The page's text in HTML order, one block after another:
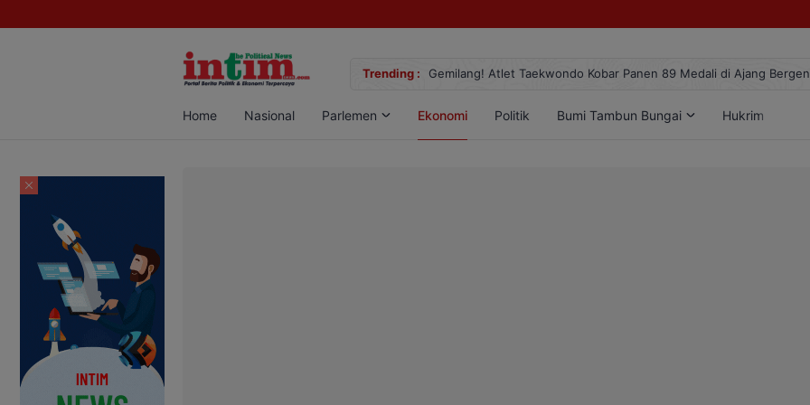
Trending :
Sabu di Pangkalan Bun, Dua Pelaku Diamankan Gemilang! Atlet Taekwondo Kobar Panen 89 Medali di Ajang
Home Nasional Parlemen Ekonomi Politik Bumi Tambun Bungai Hukrim